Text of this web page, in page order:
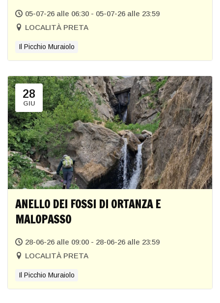
05-07-26 alle 06:30 - 05-07-26 alle 23:59
LOCALITÀ PRETA
Il Picchio Muraiolo
28
GIU
ANELLO DEI FOSSI DI ORTANZA E
MALOPASSO
28-06-26 alle 09:00 - 28-06-26 alle 23:59
LOCALITÀ PRETA
Il Picchio Muraiolo